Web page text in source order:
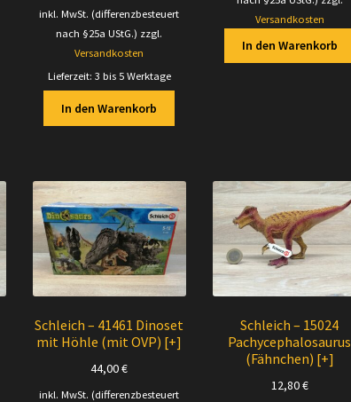
Preis
inkl. MwSt. (differenzbesteuert
nach §25a UStG.) zzgl.
Versandkosten
Lieferzeit: 3 bis 5 Werktage
In den Warenkorb
Versandkosten
In den Warenkorb
Schleich – 41461 Dinoset
mit Höhle (mit OVP) [+]
44,00€
inkl. MwSt. (differenzbesteuert
Schleich – 15024
Pachycephalosaurus
(Fähnchen) [+]
12,80€